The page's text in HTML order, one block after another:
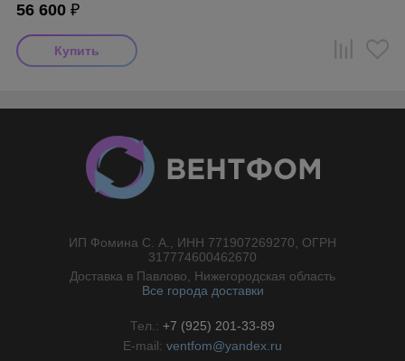
56 600 ₽
ИП Фомина С. А., ИНН 771907269270, ОГРН
317774600462670
Доставка в Павлово, Нижегородская область
Все города доставки
Тел.: +7 (925) 201-33-89
E-mail: ventfom@yandex.ru